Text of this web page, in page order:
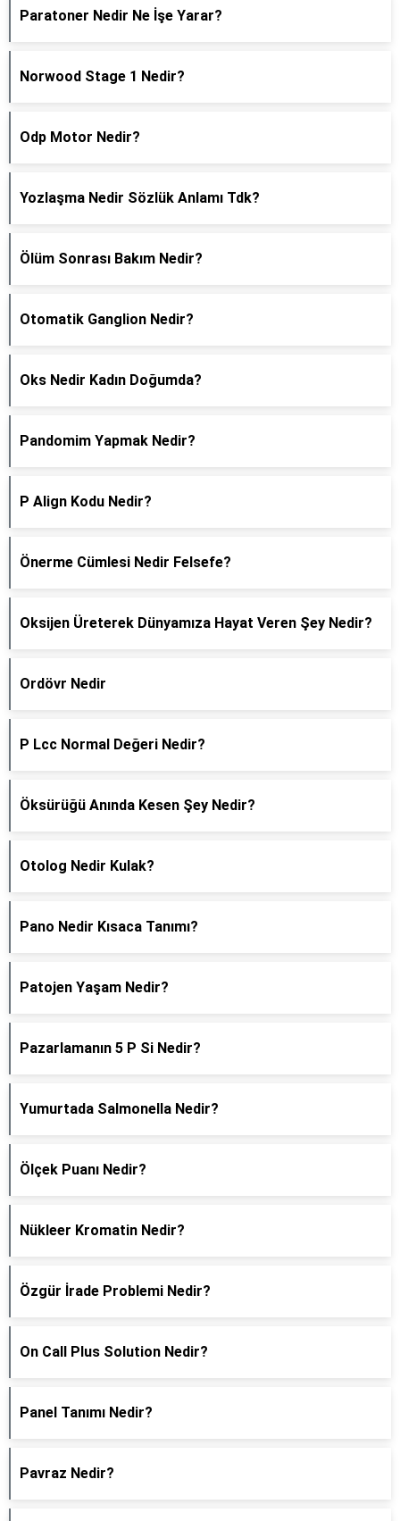
Paratoner Nedir Ne İşe Yarar?
Norwood Stage 1 Nedir?
Odp Motor Nedir?
Yozlaşma Nedir Sözlük Anlamı Tdk?
Ölüm Sonrası Bakım Nedir?
Otomatik Ganglion Nedir?
Oks Nedir Kadın Doğumda?
Pandomim Yapmak Nedir?
P Align Kodu Nedir?
Önerme Cümlesi Nedir Felsefe?
Oksijen Üreterek Dünyamıza Hayat Veren Şey Nedir?
Ordövr Nedir
P Lcc Normal Değeri Nedir?
Öksürüğü Anında Kesen Şey Nedir?
Otolog Nedir Kulak?
Pano Nedir Kısaca Tanımı?
Patojen Yaşam Nedir?
Pazarlamanın 5 P Si Nedir?
Yumurtada Salmonella Nedir?
Ölçek Puanı Nedir?
Nükleer Kromatin Nedir?
Özgür İrade Problemi Nedir?
On Call Plus Solution Nedir?
Panel Tanımı Nedir?
Pavraz Nedir?